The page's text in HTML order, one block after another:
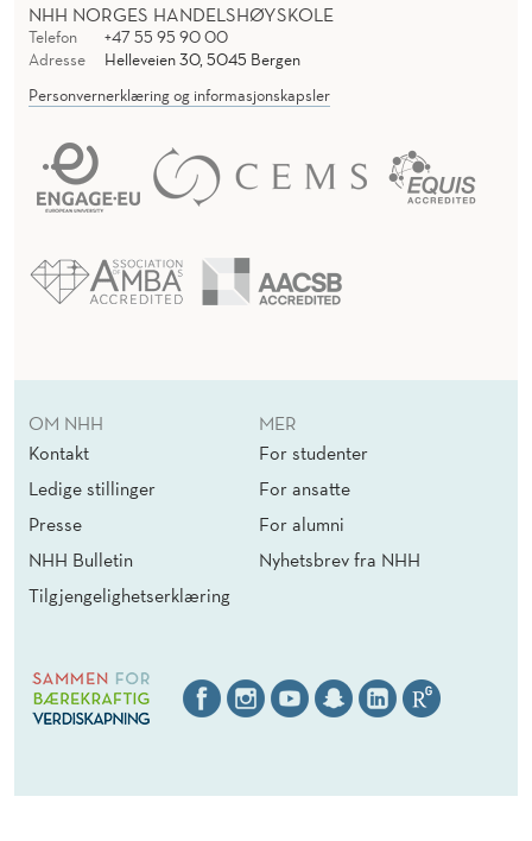
NHH NORGES HANDELSHØYSKOLE
Telefon
+47 55 95 90 00
Adresse
Helleveien 30, 5045 Bergen
Personvernerklæring og informasjonskapsler
OM NHH
Kontakt
Ledige stillinger
Presse
NHH Bulletin
Tilgjengelighetserklæring
MER
For studenter
For ansatte
For alumni
Nyhetsbrev fra NHH